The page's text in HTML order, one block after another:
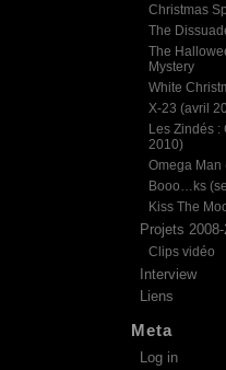
Christmas
The
The
Mystery
White
X-23 (avril
Les Zindés :
2010)
Omega Man
Booo…ks
Kiss The
Projets
Clips vidéo
Interview
Liens
Meta
Log in